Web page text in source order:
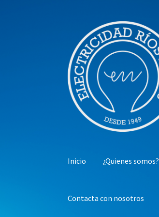
la
navegación
contenido
Inicio ¿Quienes somos?
Contacta con nosotros